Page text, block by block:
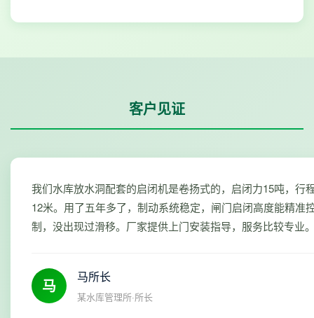
客户见证
我们水库放水洞配套的启闭机是卷扬式的，启闭力15吨，行
12米。用了五年多了，制动系统稳定，闸门启闭高度能精准
制，没出现过滑移。厂家提供上门安装指导，服务比较专业
马 马所长
某水库管理所·所长